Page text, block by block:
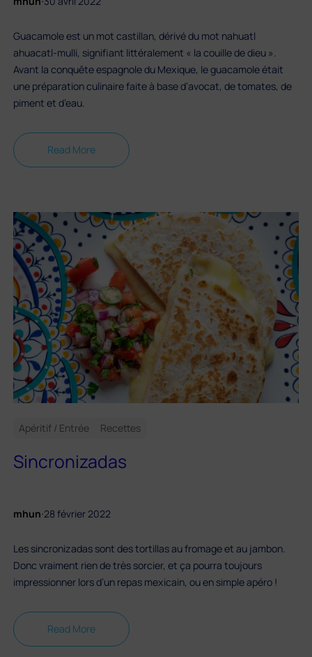
Guacamole est un mot castillan, dérivé du mot nahuatl
ahuacatl-mulli, signifiant littéralement « la couille de dieu ».
Avant la conquête espagnole du Mexique, le guacamole était
une préparation culinaire faite à base d’avocat, de tomates, de
piment et d’eau.
Read More
Apéritif / Entrée Recettes
Sincronizadas
mhun.28 février 2022
Les sincronizadas sont des tortillas au fromage et au jambon.
Donc vraiment rien de très sorcier, et ça pourra toujours
impressionner lors d’un repas mexicain, ou en simple apéro !
Read More